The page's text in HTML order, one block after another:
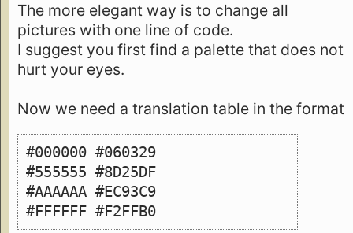
The more elegant way is to change all
pictures with one line of code.
I suggest you first find a palette that does not
hurt your eyes.
Now we need a translation table in the format
#000000 #060329
#555555 #8D25DF
#AAAAAA #EC93C9
#FFFFFF #F2FFB0